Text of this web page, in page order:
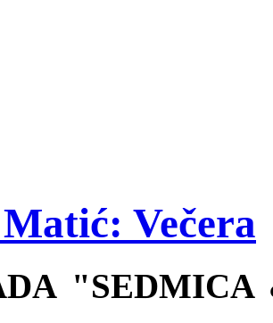
Večera